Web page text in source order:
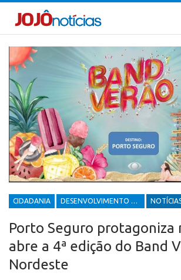
CIDADANIA DESENVOLVIMENTO ECONÔMICO E SOCIAL
Porto Seguro protagoniza
abre a 4ª edição do Band
Nordeste